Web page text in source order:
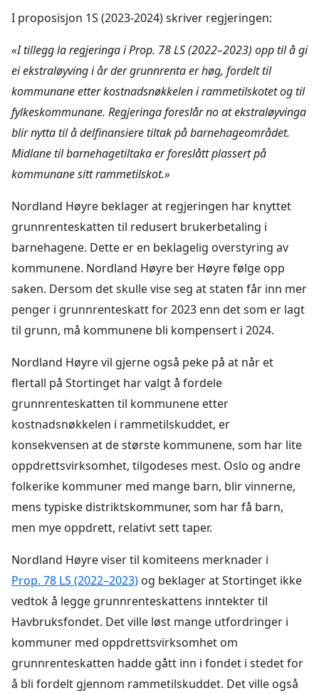
I proposisjon 1S (2023-2024) skriver regjeringen:
«I tillegg la regjeringa i Prop. 78 LS (2022–2023) opp til å gi
ei ekstraløyving i år der grunnrenta er høg, fordelt til
kommunane etter kostnadsnøkkelen i rammetilskotet og til
fylkeskommunane. Regjeringa foreslår no at ekstraløyvinga
blir nytta til å delfinansiere tiltak på barnehageområdet.
Midlane til barnehagetiltaka er foreslått plassert på
kommunane sitt rammetilskot.»
Nordland Høyre beklager at regjeringen har knyttet
grunnrenteskatten til redusert brukerbetaling i
barnehagene. Dette er en beklagelig overstyring av
kommunene. Nordland Høyre ber Høyre følge opp
saken. Dersom det skulle vise seg at staten får inn mer
penger i grunnrenteskatt for 2023 enn det som er lagt
til grunn, må kommunene bli kompensert i 2024.
Nordland Høyre vil gjerne også peke på at når et
flertall på Stortinget har valgt å fordele
grunnrenteskatten til kommunene etter
kostnadsnøkkelen i rammetilskuddet, er
konsekvensen at de største kommunene, som har lite
oppdrettsvirksomhet, tilgodeses mest. Oslo og andre
folkerike kommuner med mange barn, blir vinnerne,
mens typiske distriktskommuner, som har få barn,
men mye oppdrett, relativt sett taper.
Nordland Høyre viser til komiteens merknader i
Prop. 78 LS (2022–2023) og beklager at Stortinget ikke
vedtok å legge grunnrenteskattens inntekter til
Havbruksfondet. Det ville løst mange utfordringer i
kommuner med oppdrettsvirksomhet om
grunnrenteskatten hadde gått inn i fondet i stedet for
å bli fordelt gjennom rammetilskuddet. Det ville også